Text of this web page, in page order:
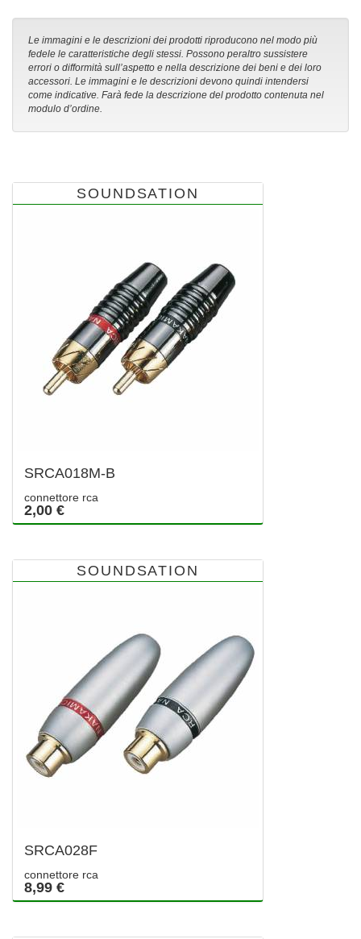
Le immagini e le descrizioni dei prodotti riproducono nel modo più
fedele le caratteristiche degli stessi. Possono peraltro sussistere
errori o difformità sull’aspetto e nella descrizione dei beni e dei loro
accessori. Le immagini e le descrizioni devono quindi intendersi
come indicative. Farà fede la descrizione del prodotto contenuta nel
modulo d’ordine.
SOUNDSATION
SRCA018M-B
connettore rca
2,00 €
SOUNDSATION
SRCA028F
connettore rca
8,99 €